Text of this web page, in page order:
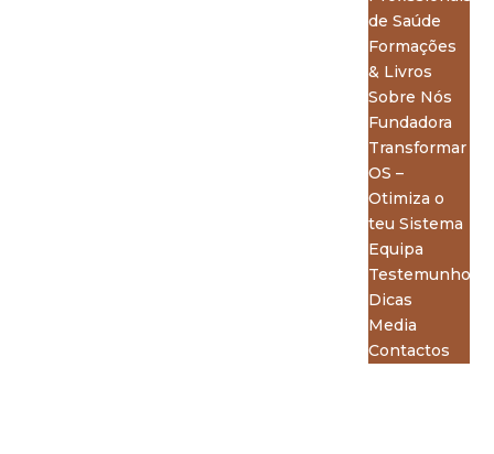
de Saúde
Formações
& Livros
Sobre Nós
Fundadora
Transformar
OS –
Otimiza o
teu Sistema
Equipa
Testemunhos
Dicas
Media
Contactos